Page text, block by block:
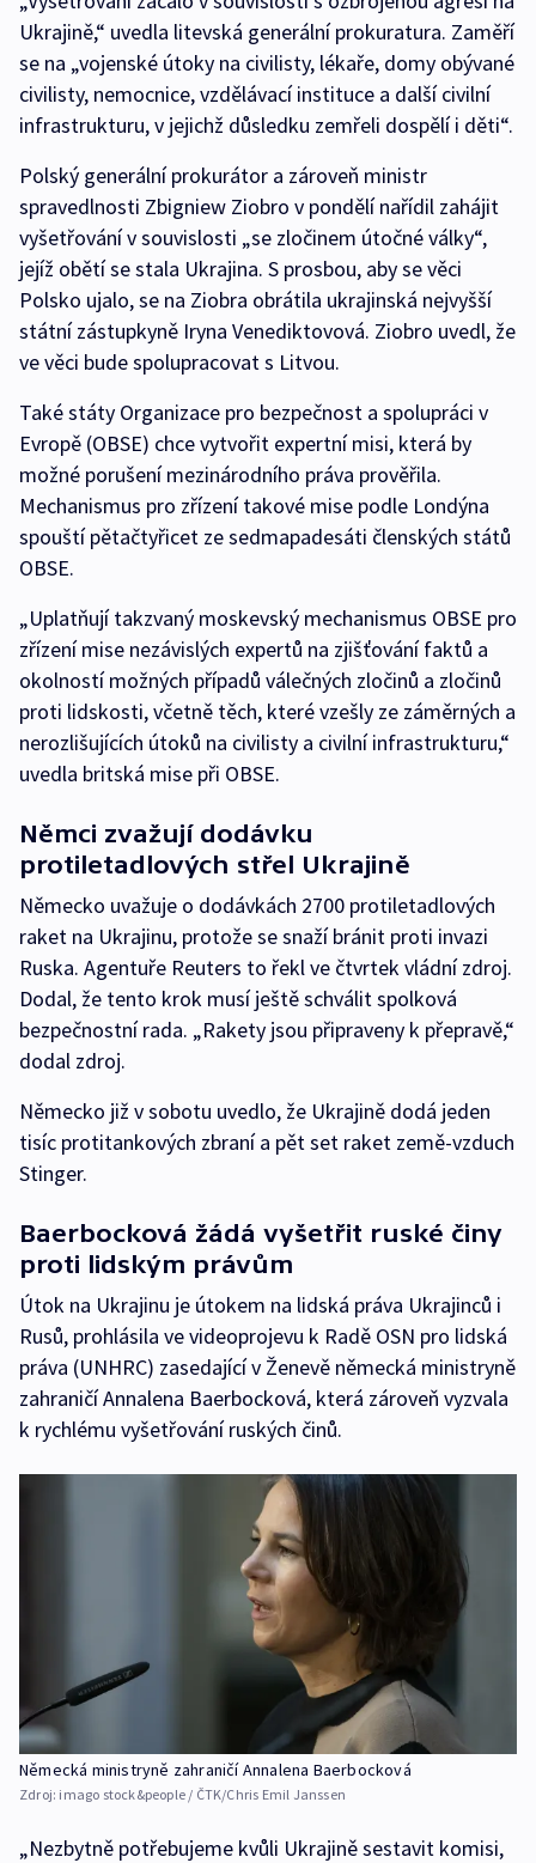
Ukrajině,“ uvedla litevská generální prokuratura. Zaměří
se na „vojenské útoky na civilisty, lékaře, domy obývané
civilisty, nemocnice, vzdělávací instituce a další civilní
infrastrukturu, v jejichž důsledku zemřeli dospělí i děti“.
Polský generální prokurátor a zároveň ministr
spravedlnosti Zbigniew Ziobro v pondělí nařídil zahájit
vyšetřování v souvislosti „se zločinem útočné války“,
jejíž obětí se stala Ukrajina. S prosbou, aby se věci
Polsko ujalo, se na Ziobra obrátila ukrajinská nejvyšší
státní zástupkyně Iryna Venediktovová. Ziobro uvedl, že
ve věci bude spolupracovat s Litvou.
Také státy Organizace pro bezpečnost a spolupráci v
Evropě (OBSE) chce vytvořit expertní misi, která by
možné porušení mezinárodního práva prověřila.
Mechanismus pro zřízení takové mise podle Londýna
spouští pětačtyřicet ze sedmapadesáti členských států
OBSE.
„Uplatňují takzvaný moskevský mechanismus OBSE pro
zřízení mise nezávislých expertů na zjišťování faktů a
okolností možných případů válečných zločinů a zločinů
proti lidskosti, včetně těch, které vzešly ze záměrných a
nerozlišujících útoků na civilisty a civilní infrastrukturu,“
uvedla britská mise při OBSE.
Němci zvažují dodávku
protiletadlových střel Ukrajině
Německo uvažuje o dodávkách 2700 protiletadlových
raket na Ukrajinu, protože se snaží bránit proti invazi
Ruska. Agentuře Reuters to řekl ve čtvrtek vládní zdroj.
Dodal, že tento krok musí ještě schválit spolková
bezpečnostní rada. „Rakety jsou připraveny k přepravě,“
dodal zdroj.
Německo již v sobotu uvedlo, že Ukrajině dodá jeden
tisíc protitankových zbraní a pět set raket země-vzduch
Stinger.
Baerbocková žádá vyšetřit ruské činy
proti lidským právům
Útok na Ukrajinu je útokem na lidská práva Ukrajinců i
Rusů, prohlásila ve videoprojevu k Radě OSN pro lidská
práva (UNHRC) zasedající v Ženevě německá ministryně
zahraničí Annalena Baerbocková, která zároveň vyzvala
k rychlému vyšetřování ruských činů.
Německá ministryně zahraničí Annalena Baerbocková
Zdroj: imago stock&people / ČTK/Chris Emil Janssen
„Nezbytně potřebujeme kvůli Ukrajině sestavit komisi,